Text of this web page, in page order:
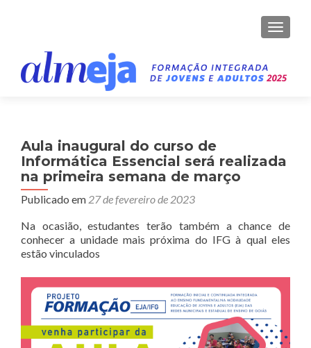
Aula inaugural do curso de
Informática Essencial será realizada
na primeira semana de março
Publicado em 27 de fevereiro de 2023
Na ocasião, estudantes terão também a chance de
conhecer a unidade mais próxima do IFG à qual eles
estão vinculados